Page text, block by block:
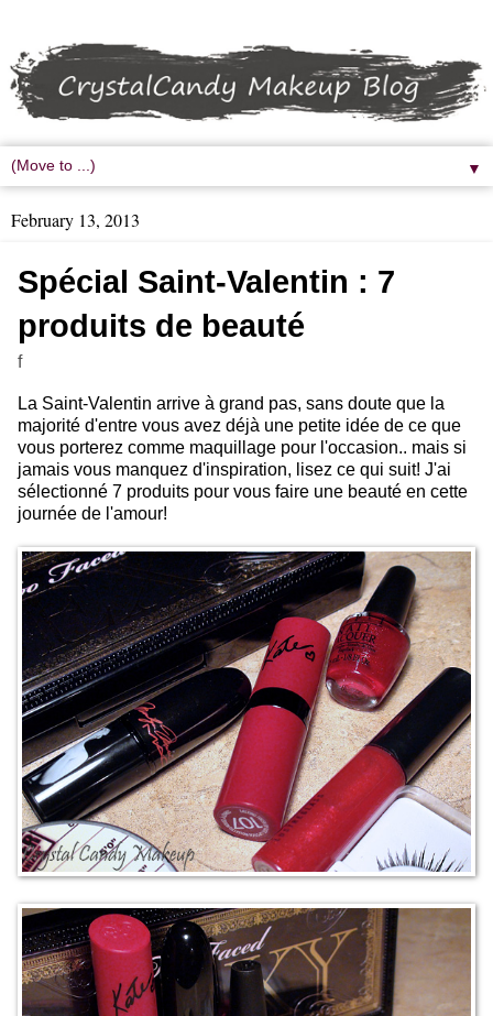
▼
February 13, 2013
Spécial Saint-Valentin : 7
produits de beauté
f
La Saint-Valentin arrive à grand pas, sans doute que la
majorité d'entre vous avez déjà une petite idée de ce que
vous porterez comme maquillage pour l'occasion.. mais si
jamais vous manquez d'inspiration, lisez ce qui suit! J'ai
sélectionné 7 produits pour vous faire une beauté en cette
journée de l'amour!